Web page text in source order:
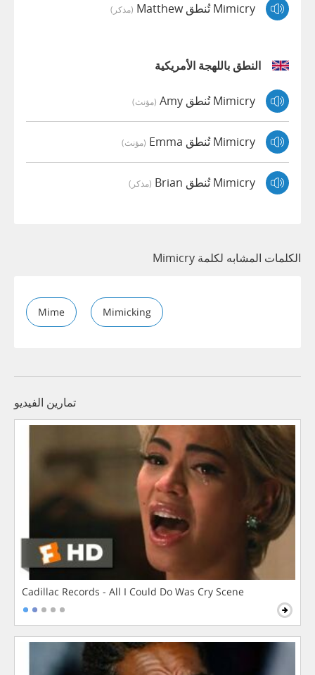
Mimicry تُنطق Matthew (مذكر)
النطق باللهجة الأمريكية
Mimicry تُنطق Amy (مؤنث)
Mimicry تُنطق Emma (مؤنث)
Mimicry تُنطق Brian (مذكر)
الكلمات المشابه لكلمة Mimicry
Mime Mimicking
تمارين الفيديو
Cadillac Records - All I Could Do Was Cry Scene